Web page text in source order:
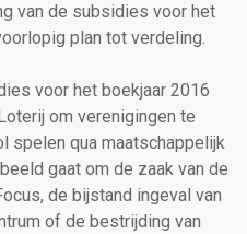
van de subsidies voor het
plan tot verdeling.
voor het boekjaar 2016
om verenigingen te
spelen qua maatschappelijk
gaat om de zaak van de
de bijstand ingeval van
of de bestrijding van